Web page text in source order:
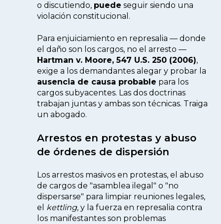
o discutiendo, puede seguir siendo una
violación constitucional.
Para enjuiciamiento en represalia — donde
el daño son los cargos, no el arresto —
Hartman v. Moore, 547 U.S. 250 (2006),
exige a los demandantes alegar y probar la
ausencia de causa probable para los
cargos subyacentes. Las dos doctrinas
trabajan juntas y ambas son técnicas. Traiga
un abogado.
Arrestos en protestas y abuso
de órdenes de dispersión
Los arrestos masivos en protestas, el abuso
de cargos de "asamblea ilegal" o "no
dispersarse" para limpiar reuniones legales,
el kettling, y la fuerza en represalia contra
los manifestantes son problemas